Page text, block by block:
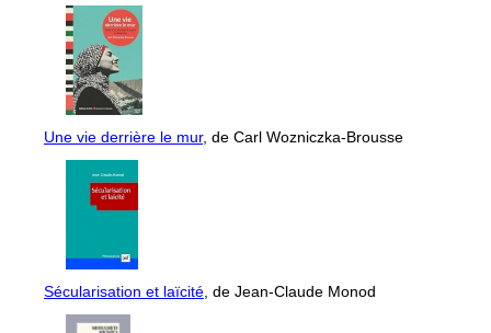
Une vie derrière le mur, de Carl Wozniczka-Brousse
Sécularisation et laïcité, de Jean-Claude Monod